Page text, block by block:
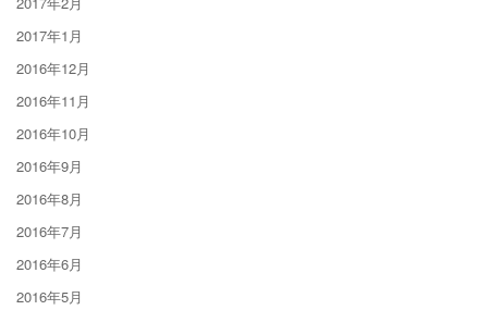
2017年1月
2016年12月
2016年11月
2016年10月
2016年9月
2016年8月
2016年7月
2016年6月
2016年5月